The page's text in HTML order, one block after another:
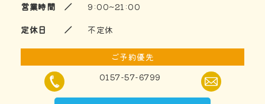
営業時間 ／
9:00~21:00
定休日 ／
不定休
ご予約優先
0157-57-6799